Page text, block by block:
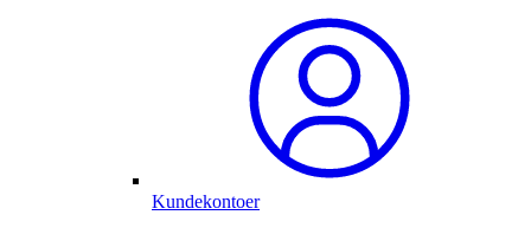
Kundekontoer